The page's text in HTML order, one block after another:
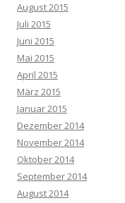
August 2015
Juli 2015
Juni 2015
Mai 2015
April 2015
März 2015
Januar 2015
Dezember 2014
November 2014
Oktober 2014
September 2014
August 2014